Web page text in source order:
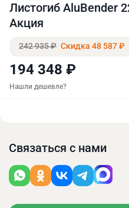
Листогиб AluBender
Акция
242 935 ₽ Скидка 48 587 ₽
194 348 ₽
Нашли дешевле?
Связаться с нами